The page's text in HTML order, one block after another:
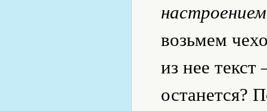
настроением
возьмем
из нее
останется?